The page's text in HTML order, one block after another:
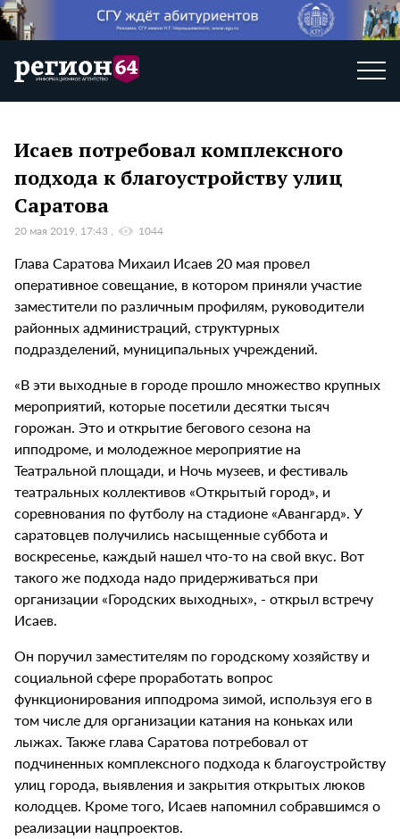
Исаев потребовал комплексного
подхода к благоустройству улиц
Саратова
20 мая 2019, 17:43 1044
Глава Саратова Михаил Исаев 20 мая провел
оперативное совещание, в котором приняли участие
заместители по различным профилям, руководители
районных администраций, структурных
подразделений, муниципальных учреждений.
«В эти выходные в городе прошло множество крупных
мероприятий, которые посетили десятки тысяч
горожан. Это и открытие бегового сезона на
ипподроме, и молодежное мероприятие на
Театральной площади, и Ночь музеев, и фестиваль
театральных коллективов «Открытый город», и
соревнования по футболу на стадионе «Авангард». У
саратовцев получились насыщенные суббота и
воскресенье, каждый нашел что-то на свой вкус. Вот
такого же подхода надо придерживаться при
организации «Городских выходных», - открыл встречу
Исаев.
Он поручил заместителям по городскому хозяйству и
социальной сфере проработать вопрос
функционирования ипподрома зимой, используя его в
том числе для организации катания на коньках или
лыжах. Также глава Саратова потребовал от
подчиненных комплексного подхода к благоустройству
улиц города, выявления и закрытия открытых люков
колодцев. Кроме того, Исаев напомнил собравшимся о
реализации нацпроектов.